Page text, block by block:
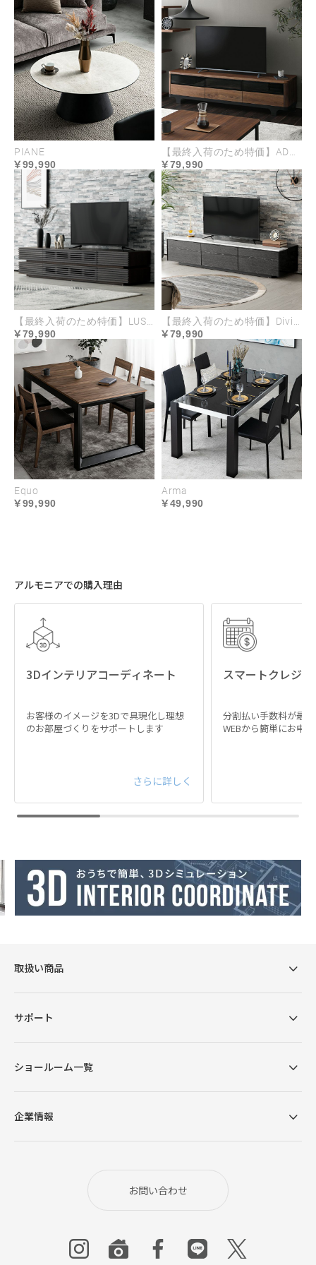
独立した4つのシートは、それぞれ切り離して使用
可能。「L字型」「ストレート型」「2人掛け＋オッ
トマン」など、空間に合わせてスタイルを自在にカ
スタマイズできます。来客時にも手軽に組み替えら
れる、フレキシブルな機能性が魅力です。
コーナー｜右配置
左右どちらにも配置できる
コーナー
1台で右コーナー・左コーナーの両スタイルに対
応。シートを90度回転させることでレイアウト変更
ができ、間取りの変化にも柔軟に対応します。
心地よさを追求した
最大幅2470mmと横になっても脚を伸ばせるワイド
サイズ。座面奥行きも十分なゆとりがあるため、胡
坐をかいたり寝転んだ姿勢でも、しっかりと体を収
フラットな形状のアームレストは、リモコンなども
手元に置ける安定感。上部までウレタンを重ねるこ
りながら、姿勢をしっかりとサポートする肘高に設
PIANE
99,990
【最終入荷のため特価】ADORA
79,990
【最終入荷のため特価】LUSSY
79,990
【最終入荷のため特価】Divino
79,990
Equo
99,990
Arma
49,990
アルモニアでの購入理由
3Dインテリアコーディネート
お客様のイメージを3Dで具現化し理想
のお部屋づくりをサポートします
さらに詳しく
スマートクレジ
分割払い手数料が最
WEBから簡単にお申
取扱い商品
サポート
ショールーム一覧
企業情報
お問い合わせ